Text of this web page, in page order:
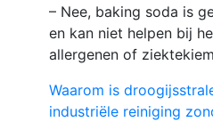
– Nee, baking soda is
en kan niet helpen bij
allergenen of
Waarom is
industriële reiniging